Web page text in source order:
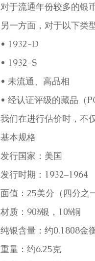
对于流通年份较多的银
另一方面，对于以下类
• 1932-D
• 1932-S
• 未流通、高品相
• 经认证评级的藏品（
我们在进行估价时，不
基本规格
发行国家：美国
发行时期：1932–1964
面值：25美分（四分之
材质：90%银，10%铜
纯银含量：约0.1808金
重量：约6.25克